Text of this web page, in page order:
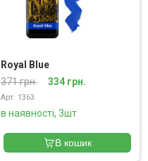
Royal Blue
371 грн.
334 грн.
Арт. 1363
в наявності, 3шт
В кошик